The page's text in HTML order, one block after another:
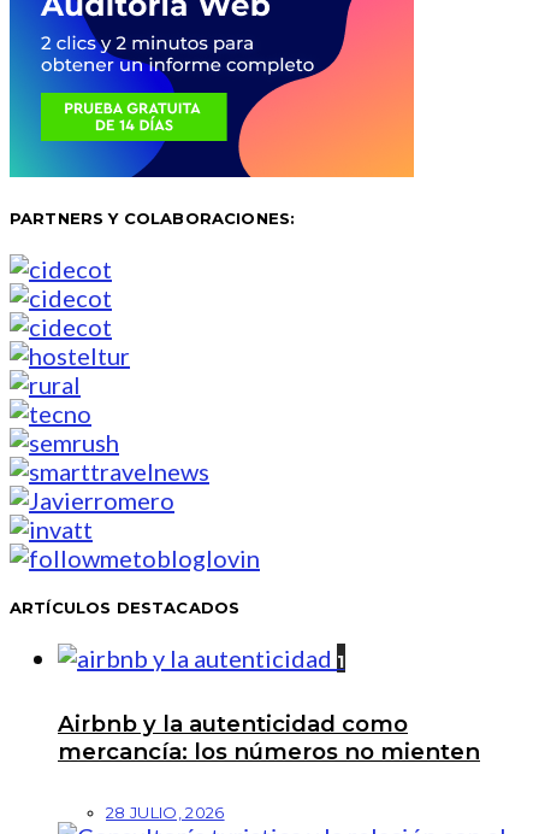
PARTNERS Y COLABORACIONES:
ARTÍCULOS DESTACADOS
1
Airbnb y la autenticidad como
mercancía: los números no mienten
28 JULIO, 2026